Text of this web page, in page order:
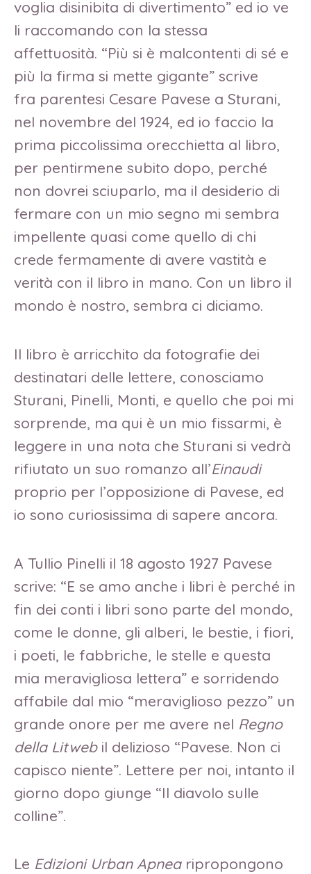
voglia disinibita di divertimento” ed io ve
li raccomando con la stessa
affettuosità. “Più si è malcontenti di sé e
più la firma si mette gigante” scrive
fra parentesi Cesare Pavese a Sturani,
nel novembre del 1924, ed io faccio la
prima piccolissima orecchietta al libro,
per pentirmene subito dopo, perché
non dovrei sciuparlo, ma il desiderio di
fermare con un mio segno mi sembra
impellente quasi come quello di chi
crede fermamente di avere vastità e
verità con il libro in mano. Con un libro il
mondo è nostro, sembra ci diciamo.
Il libro è arricchito da fotografie dei
destinatari delle lettere, conosciamo
Sturani, Pinelli, Monti, e quello che poi mi
sorprende, ma qui è un mio fissarmi, è
leggere in una nota che Sturani si vedrà
rifiutato un suo romanzo all’Einaudi
proprio per l’opposizione di Pavese, ed
io sono curiosissima di sapere ancora.
A Tullio Pinelli il 18 agosto 1927 Pavese
scrive: “E se amo anche i libri è perché in
fin dei conti i libri sono parte del mondo,
come le donne, gli alberi, le bestie, i fiori,
i poeti, le fabbriche, le stelle e questa
mia meravigliosa lettera” e sorridendo
affabile dal mio “meraviglioso pezzo” un
grande onore per me avere nel Regno
della Litwebil delizioso “Pavese. Non ci
capisco niente”. Lettere per noi, intanto il
giorno dopo giunge “Il diavolo sulle
colline”.
Le Edizioni Urban Apnearipropongono